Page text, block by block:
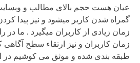
عیان هست حجم بالای مطالب و
گمراه شدن کاربر میشود و نیز پیدا
زمان زیادی از کاربران میگیرد . ما
زمان کاربران و نیز ارتقاء سطح آگاهی
طبقه بندی شده و موثق می کوشیم در